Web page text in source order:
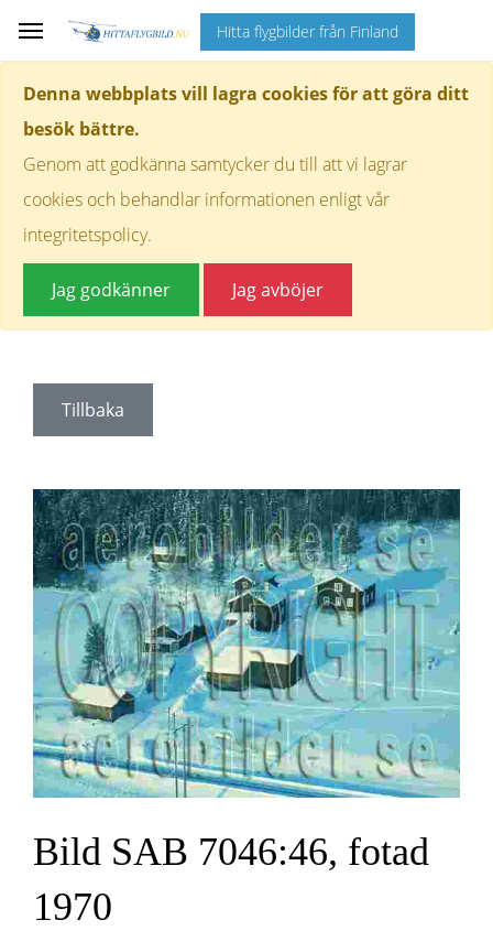
Denna webbplats vill lagra cookies för att göra ditt
besök bättre.
Genom att godkänna samtycker du till att vi lagrar
cookies och behandlar informationen enligt vår
integritetspolicy.
Jag godkänner Jag avböjer
Hitta flygbilder från Finland
Tillbaka
Bild SAB 7046:46, fotad
1970